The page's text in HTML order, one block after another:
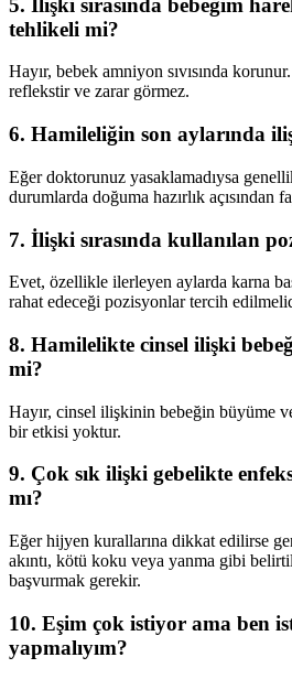
5. İlişki sırasında bebeğim
tehlikeli mi?
Hayır, bebek amniyon sıvısında
reflekstir ve zarar görmez.
6. Hamileliğin son aylarında
Eğer doktorunuz yasaklamadıysa
durumlarda doğuma hazırlık açısından
7. İlişki sırasında kullanılan
Evet, özellikle ilerleyen aylarda karna
rahat edeceği pozisyonlar tercih
8. Hamilelikte cinsel ilişki
mi?
Hayır, cinsel ilişkinin bebeğin büyüme
bir etkisi yoktur.
9. Çok sık ilişki gebelikte
mı?
Eğer hijyen kurallarına dikkat edilirse
akıntı, kötü koku veya yanma gibi
başvurmak gerekir.
10. Eşim çok istiyor ama ben
yapmalıyım?